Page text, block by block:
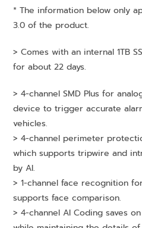
* The information below only
3.0 of the product.
> Comes with an internal 1TB
for about 22 days.
> 4-channel SMD Plus for
device to trigger accurate
vehicles.
> 4-channel perimeter
which supports tripwire and
by AI.
> 1-channel face recognition
supports face comparison.
> 4-channel AI Coding saves